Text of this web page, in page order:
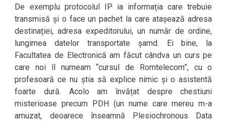
De exemplu protocolul IP ia informația care trebuie
transmisă și o face un pachet la care atașează adresa
destinației, adresa expeditorului, un număr de ordine,
lungimea datelor transportate șamd. Ei bine, la
Facultatea de Electronică am făcut cândva un curs pe
care noi îl numeam “cursul de Romtelecom”, cu o
profesoară ce nu știa să explice nimic și o asistentă
foarte dură. Acolo am învățat despre chestiuni
misterioase precum PDH (un nume care mereu m-a
amuzat, deoarece înseamnă Plesiochronous Data